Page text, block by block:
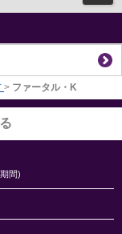
> ファータル・K
間)